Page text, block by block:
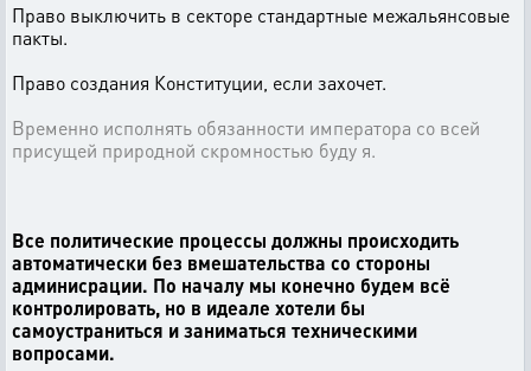
Право выключить в секторе стандартные межальянсовые
пакты.
Право создания Конституции, если захочет.
Временно исполнять обязанности императора со всей
присущей природной скромностью буду я.
Все политические процессы должны происходить
автоматически без вмешательства со стороны
админисрации. По началу мы конечно будем всё
контролировать, но в идеале хотели бы
самоустраниться и заниматься техническими
вопросами.